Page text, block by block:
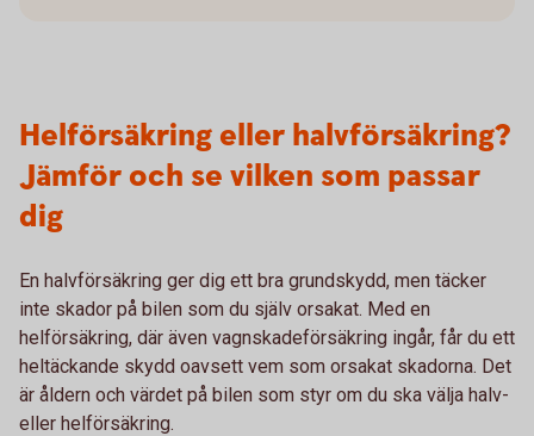
Helförsäkring eller halvförsäkring?
Jämför och se vilken som passar
dig
En halvförsäkring ger dig ett bra grundskydd, men täcker
inte skador på bilen som du själv orsakat. Med en
helförsäkring, där även vagnskadeförsäkring ingår, får du ett
heltäckande skydd oavsett vem som orsakat skadorna. Det
är åldern och värdet på bilen som styr om du ska välja halv-
eller helförsäkring.